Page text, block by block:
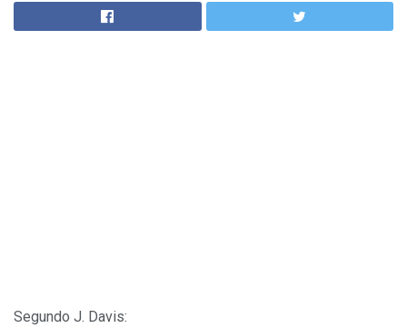
Segundo J. Davis: